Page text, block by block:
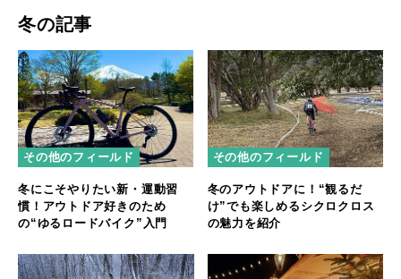
冬の記事
その他のフィールド
冬にこそやりたい新・運動習
慣！アウトドア好きのため
の“ゆるロードバイク”入門
その他のフィールド
冬のアウトドアに！“観るだ
け”でも楽しめるシクロクロス
の魅力を紹介